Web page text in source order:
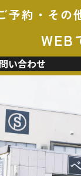
予約・その
WEB
い合わせ